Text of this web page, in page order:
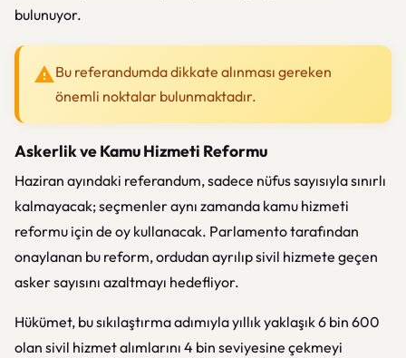
bulunuyor.
Bu referandumda dikkate alınması gereken
önemli noktalar bulunmaktadır.
Askerlik ve Kamu Hizmeti Reformu
Haziran ayındaki referandum, sadece nüfus sayısıyla sınırlı
kalmayacak; seçmenler aynı zamanda kamu hizmeti
reformu için de oy kullanacak. Parlamento tarafından
onaylanan bu reform, ordudan ayrılıp sivil hizmete geçen
asker sayısını azaltmayı hedefliyor.
Hükümet, bu sıkılaştırma adımıyla yıllık yaklaşık 6 bin 600
olan sivil hizmet alımlarını 4 bin seviyesine çekmeyi